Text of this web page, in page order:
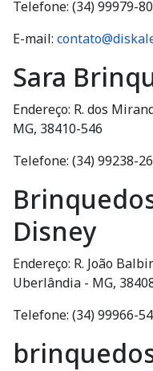
Telefone: (34) 99979-
E-mail:
Sara
Endereço: R. dos
MG, 38410-546
Telefone: (34) 99238-
Disney
Endereço: R. João
Uberlândia - MG,
Telefone: (34) 99966-